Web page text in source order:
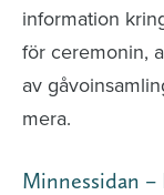
information
för ceremonin,
av
mera.
Minnessidan